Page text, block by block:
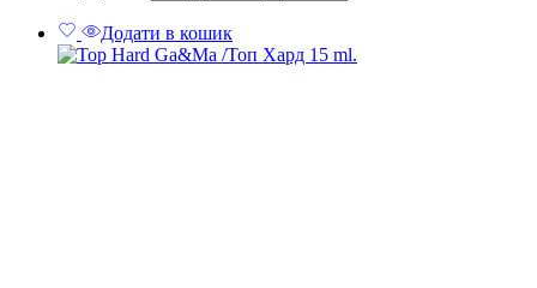
Додати в кошик